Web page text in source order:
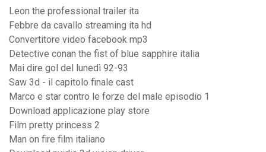
Leon the professional trailer ita
Febbre da cavallo streaming ita hd
Convertitore video facebook mp3
Detective conan the fist of blue sapphire italia
Mai dire gol del lunedì 92-93
Saw 3d - il capitolo finale cast
Marco e star contro le forze del male episodio 1
Download applicazione play store
Film pretty princess 2
Man on fire film italiano